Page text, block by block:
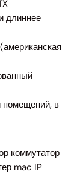
длиннее
помещений, в
коммутатор
mac IP